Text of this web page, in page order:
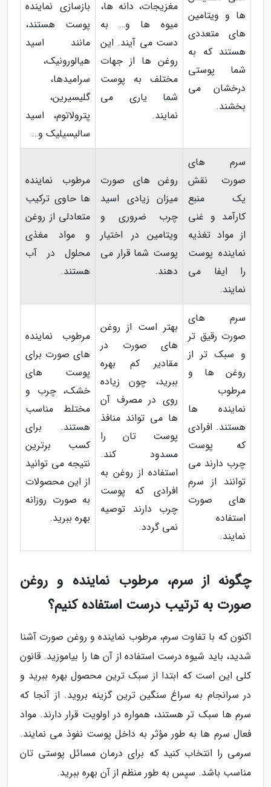
ها و ویتامین
های متعددی
هستند که به
شما پوستی
درخشان می
بخشند.
مغزیجات، دانه ها،
میوه ها و… به
دست می آیند. این
روغن ها از جهات
مختلف به پوست
شما یاری می
نمایند.
بازسازی نماینده
پوست هستند،
مانند اسید
هیالورونیک،
سرامیدها،
گلیسیرین،
پترولاتوم، اسید
سالیسیلیک و…
سرم های
صورت نقش
یک منبع
کارآمد و غنی
از مواد تغذیه
نماینده پوست
را ایفا می
نمایند.
روغن های صورت
میزان زیادی اسید
چرب ضروری و
ویتامین در اختیار
پوست شما قرار می
دهند.
مرطوب نماینده
ها حاوی ترکیب
متعادلی از روغن
و مواد مغذی
محلول در آب
هستند.
سرم های
صورت رقیق تر
و سبک تر از
روغن ها و
مرطوب
نماینده ها
هستند. افرادی
که پوست
چرب دارند می
توانند از سرم
های صورت
استفاده
نمایند.
بهتر است از روغن
های صورت در
مقادیر کم بهره
ببرید، چون زیاده
روی در مصرف آن
ها می تواند منافذ
پوست تان را
مسدود کند.
استفاده از روغن به
افرادی که پوست
چرب دارند توصیه
نمی گردد.
مرطوب نماینده
های صورت برای
پوست های
خشک، چرب و
مختلط مناسب
هستند. برای
کسب برترین
نتیجه می توانید
از این محصولات
به صورت روزانه
بهره ببرید.
چگونه از سرم، مرطوب نماینده و روغن
صورت به ترتیب درست استفاده کنیم؟
اکنون که با تفاوت سرم، مرطوب نماینده و روغن صورت آشنا
شدید، باید شیوه درست استفاده از آن ها را بیاموزید. قانون
کلی این است که ابتدا از سبک ترین محصول بهره ببرید و
در سرانجام به سراغ سنگین ترین گزینه بروید. از آنجا که
سرم ها سبک تر هستند، همواره در اولویت قرار دارند. مواد
فعال سرم ها به طور مؤثر به داخل پوست نفوذ می نمایند.
سرمی را انتخاب کنید که برای درمان مسائل پوستی تان
مناسب باشد. سپس به طور منظم از آن بهره ببرید.